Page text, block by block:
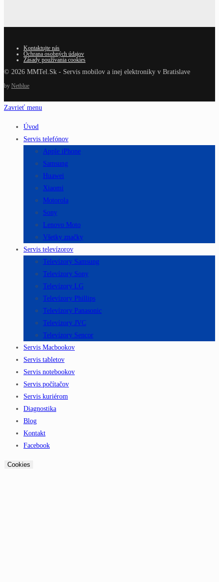
Kontaktujte nás
Ochrana osobných údajov
Zásady používania cookies
© 2026 MMTel.Sk - Servis mobilov a inej elektroniky v Bratislave
by Netblue
Zavrieť menu
Úvod
Servis telefónov
Apple iPhone
Samsung
Huawei
Xiaomi
Motorola
Sony
Lenovo Moto
Všetky značky
Servis televízorov
Televízory Samsung
Televízory Sony
Televízory LG
Televízory Phillips
Televízory Panasonic
Televízory JVC
Televízory Sencor
Servis Macbookov
Servis tabletov
Servis notebookov
Servis počítačov
Servis kuriérom
Diagnostika
Blog
Kontakt
Facebook
Cookies